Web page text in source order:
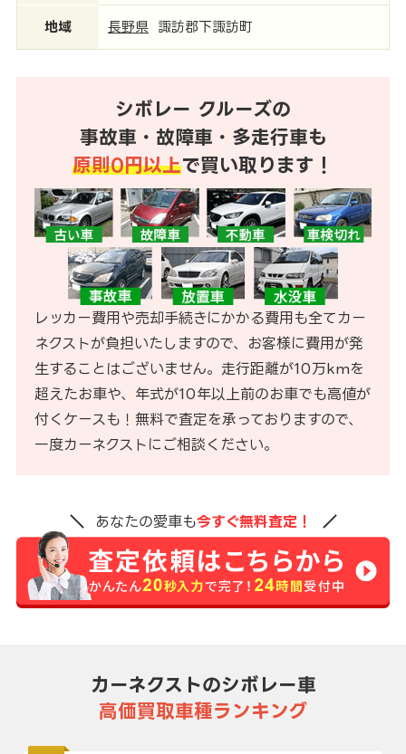
地域 長野県 諏訪郡下諏訪町
シボレー クルーズの
事故車・故障車・多走行車も
原則0円以上で買い取ります！
レッカー費用や売却手続きにかかる費用も全てカー
ネクストが負担いたしますので、お客様に費用が発
生することはございません。走行距離が10万kmを
超えたお車や、年式が10年以上前のお車でも高値が
付くケースも！無料で査定を承っておりますので、
一度カーネクストにご相談ください。
あなたの愛車も今すぐ無料査定！
カーネクストのシボレー車
高価買取車種ランキング